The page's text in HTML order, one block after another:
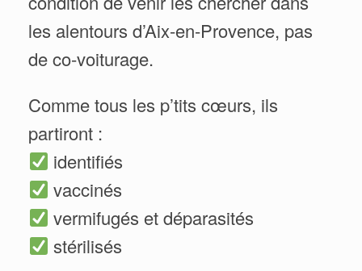
les alentours d’Aix-en-Provence, pas
de co-voiturage.
Comme tous les p’tits cœurs, ils
partiront :
identifiés
vaccinés
vermifugés et déparasités
stérilisés